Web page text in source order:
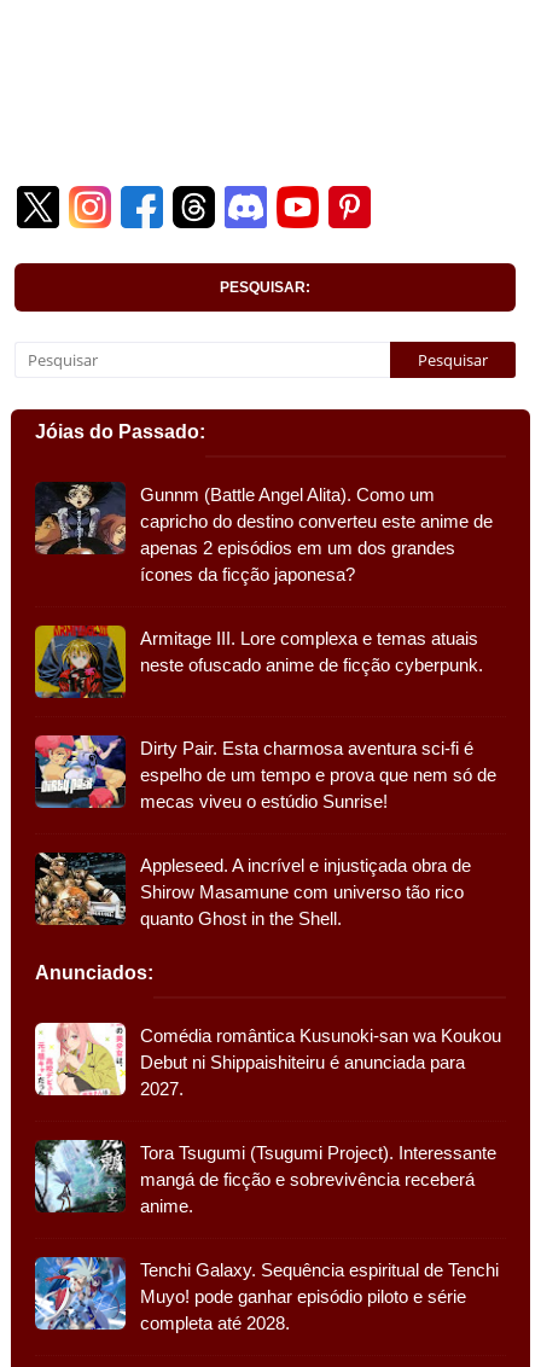
PESQUISAR:
Jóias do Passado:
Gunnm (Battle Angel Alita). Como um
capricho do destino converteu este anime de
apenas 2 episódios em um dos grandes
ícones da ficção japonesa?
Armitage III. Lore complexa e temas atuais
neste ofuscado anime de ficção cyberpunk.
Dirty Pair. Esta charmosa aventura sci-fi é
espelho de um tempo e prova que nem só de
mecas viveu o estúdio Sunrise!
Appleseed. A incrível e injustiçada obra de
Shirow Masamune com universo tão rico
quanto Ghost in the Shell.
Anunciados:
Comédia romântica Kusunoki-san wa Koukou
Debut ni Shippaishiteiru é anunciada para
2027.
Tora Tsugumi (Tsugumi Project). Interessante
mangá de ficção e sobrevivência receberá
anime.
Tenchi Galaxy. Sequência espiritual de Tenchi
Muyo! pode ganhar episódio piloto e série
completa até 2028.